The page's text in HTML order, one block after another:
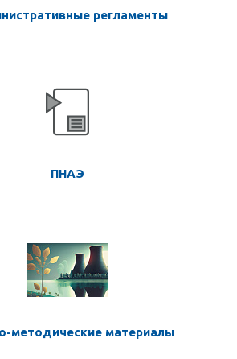
регламенты
ПНАЭ
методические материалы